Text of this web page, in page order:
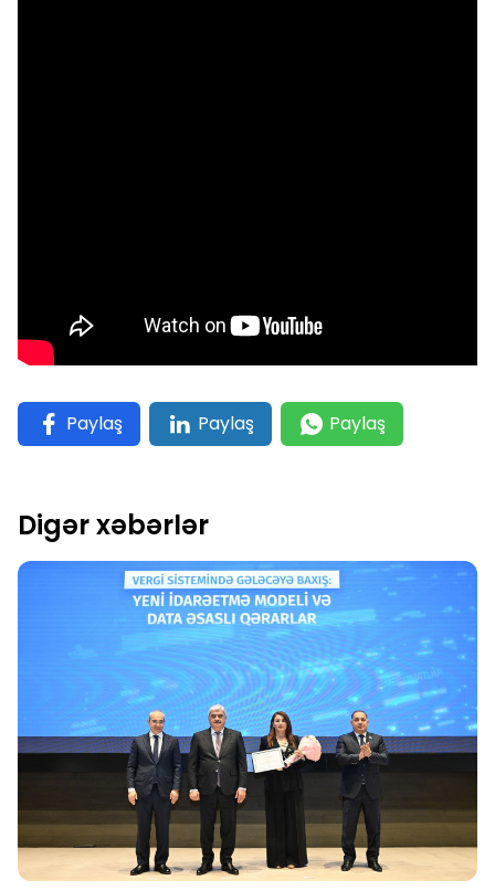
Paylaş Paylaş Paylaş
Digər xəbərlər